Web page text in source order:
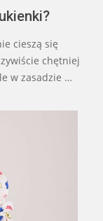
cieszą się
chętniej
w zasadzie …